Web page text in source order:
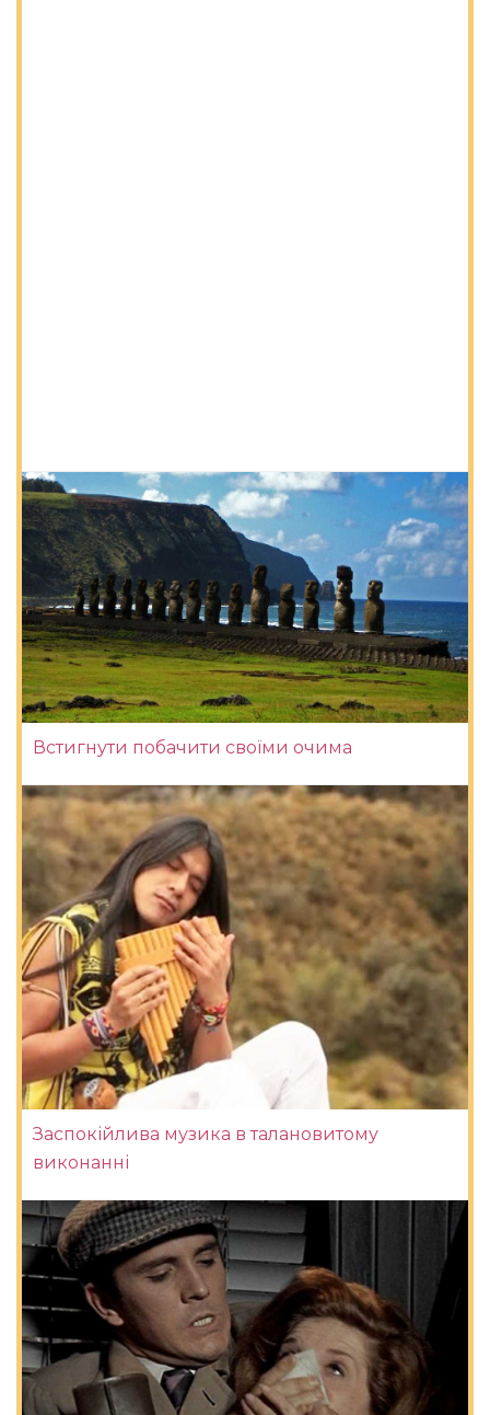
Встигнути побачити своїми очима
Заспокійлива музика в талановитому
виконанні